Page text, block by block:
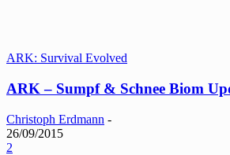
ARK: Survival Evolved
ARK – Sumpf & Schnee Biom
Christoph Erdmann -
26/09/2015
2